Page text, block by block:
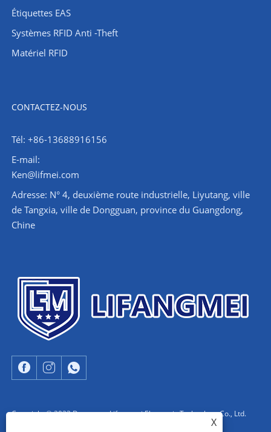
Étiquettes EAS
Systèmes RFID Anti -Theft
Matériel RFID
CONTACTEZ-NOUS
Tél: +86-13688916156
E-mail:
Ken@lifmei.com
Adresse: N° 4, deuxième route industrielle, Liyutang, ville
de Tangxia, ville de Dongguan, province du Guangdong,
Chine
Copyright © 2023 Dongguan Lifangmei Electronic Technology Co., Ltd.
X